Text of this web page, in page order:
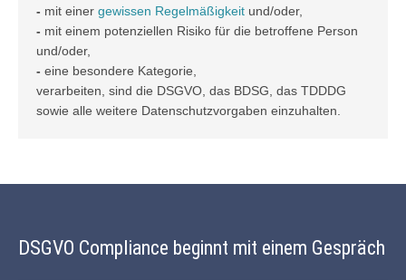
- mit einer gewissen Regelmäßigkeit und/oder,
- mit einem potenziellen Risiko für die betroffene Person
und/oder,
- eine besondere Kategorie,
verarbeiten, sind die DSGVO, das BDSG, das TDDDG
sowie alle weitere Datenschutzvorgaben einzuhalten.
DSGVO Compliance beginnt mit einem Gespräch